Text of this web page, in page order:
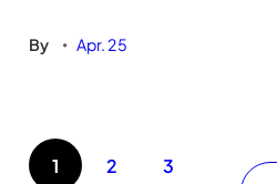
By • Apr. 25
1 2 3